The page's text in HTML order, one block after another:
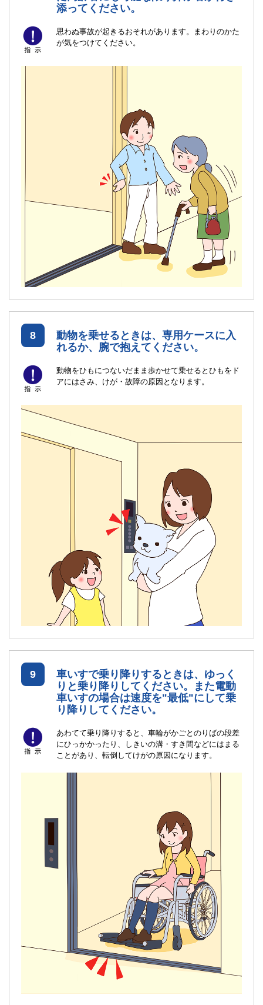
添ってください。
思わぬ事故が起きるおそれがあります。まわりのかた
が気をつけてください。
8
動物を乗せるときは、専用ケースに入
れるか、腕で抱えてください。
動物をひもにつないだまま歩かせて乗せるとひもをド
アにはさみ、けが・故障の原因となります。
9
車いすで乗り降りするときは、ゆっく
りと乗り降りしてください。また電動
車いすの場合は速度を"最低"にして乗
り降りしてください。
あわてて乗り降りすると、車輪がかごとのりばの段差
にひっかかったり、しきいの溝・すき間などにはまる
ことがあり、転倒してけがの原因になります。